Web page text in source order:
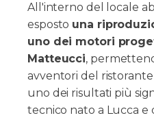
All'interno del locale
esposto una
uno dei motori
Matteucci,
avventori del ristorante
uno dei risultati più
tecnico nato a Lucca e